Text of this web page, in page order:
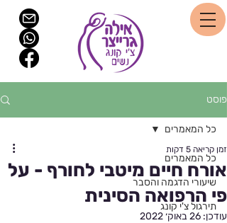
פוסט
כל המאמרים
שיעורי הדגמה והסבר
תירגול צ'י קונג
כל המאמרים
אורח חיים מיטבי לחורף - על
פי הרפואה הסינית
זמן קריאה 5 דקות
עודכן: 26 באוק׳ 2022